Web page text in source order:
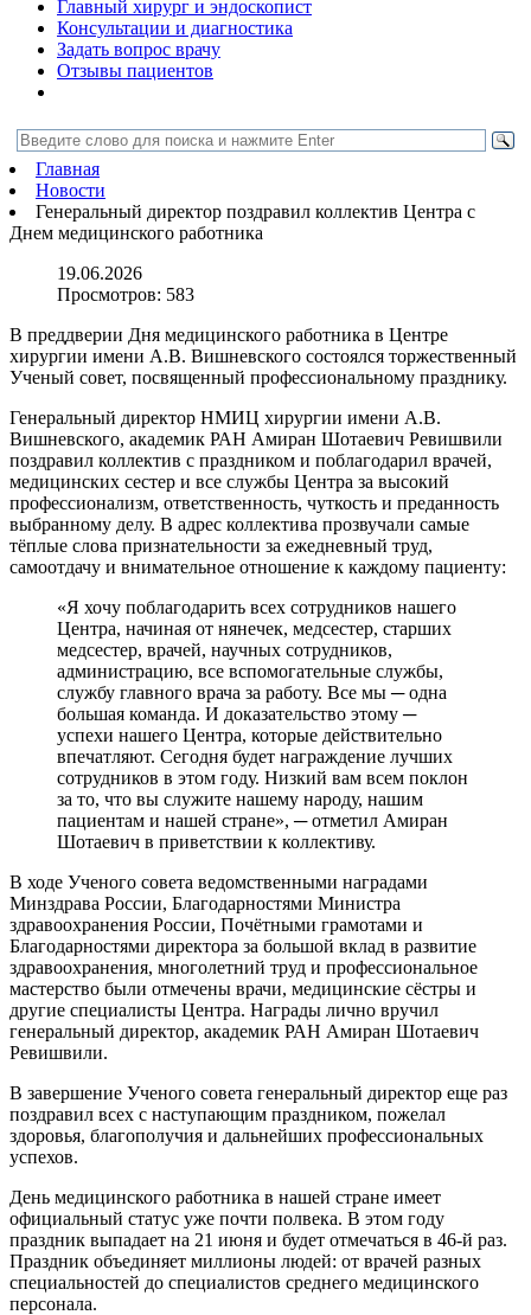
Главный хирург и эндоскопист
Консультации и диагностика
Задать вопрос врачу
Отзывы пациентов
Главная
Новости
Генеральный директор поздравил коллектив Центра с
Днем медицинского работника
19.06.2026
Просмотров: 583
В преддверии Дня медицинского работника в Центре
хирургии имени А.В. Вишневского состоялся торжественный
Ученый совет, посвященный профессиональному празднику.
Генеральный директор НМИЦ хирургии имени А.В.
Вишневского, академик РАН Амиран Шотаевич Ревишвили
поздравил коллектив с праздником и поблагодарил врачей,
медицинских сестер и все службы Центра за высокий
профессионализм, ответственность, чуткость и преданность
выбранному делу. В адрес коллектива прозвучали самые
тёплые слова признательности за ежедневный труд,
самоотдачу и внимательное отношение к каждому пациенту:
«Я хочу поблагодарить всех сотрудников нашего
Центра, начиная от нянечек, медсестер, старших
медсестер, врачей, научных сотрудников,
администрацию, все вспомогательные службы,
службу главного врача за работу. Все мы ─ одна
большая команда. И доказательство этому ─
успехи нашего Центра, которые действительно
впечатляют. Сегодня будет награждение лучших
сотрудников в этом году. Низкий вам всем поклон
за то, что вы служите нашему народу, нашим
пациентам и нашей стране», ─ отметил Амиран
Шотаевич в приветствии к коллективу.
В ходе Ученого совета ведомственными наградами
Минздрава России, Благодарностями Министра
здравоохранения России, Почётными грамотами и
Благодарностями директора за большой вклад в развитие
здравоохранения, многолетний труд и профессиональное
мастерство были отмечены врачи, медицинские сёстры и
другие специалисты Центра. Награды лично вручил
генеральный директор, академик РАН Амиран Шотаевич
Ревишвили.
В завершение Ученого совета генеральный директор еще раз
поздравил всех с наступающим праздником, пожелал
здоровья, благополучия и дальнейших профессиональных
успехов.
День медицинского работника в нашей стране имеет
официальный статус уже почти полвека. В этом году
праздник выпадает на 21 июня и будет отмечаться в 46-й раз.
Праздник объединяет миллионы людей: от врачей разных
специальностей до специалистов среднего медицинского
персонала.